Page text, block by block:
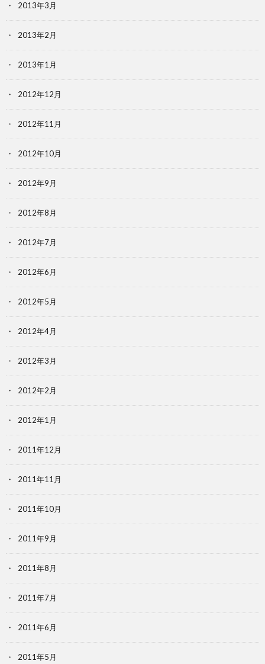
2013年3月
2013年2月
2013年1月
2012年12月
2012年11月
2012年10月
2012年9月
2012年8月
2012年7月
2012年6月
2012年5月
2012年4月
2012年3月
2012年2月
2012年1月
2011年12月
2011年11月
2011年10月
2011年9月
2011年8月
2011年7月
2011年6月
2011年5月